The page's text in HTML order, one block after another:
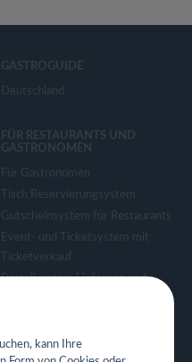
GASTROGUIDE
Deutschland
FÜR RESTAURANTS UND
GASTRONOMEN
Für Gastronomen
Tisch Reservierungsystem
Gutscheinsystem für Restaurants
Event- und Ticketsystem mit
Ticketverkauf
Bestellsystem Lieferung und
Eigene App für Restaurant
kann Ihre